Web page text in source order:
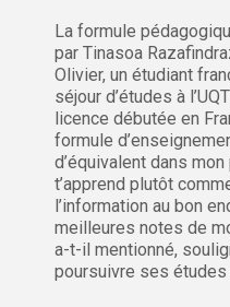
La formule
par Tinasoa
Olivier, un étudiant
séjour d’études à
licence débutée en
formule
d’équivalent dans
t’apprend plutôt
l’information au bon
meilleures notes de
a-t-il mentionné,
poursuivre ses études